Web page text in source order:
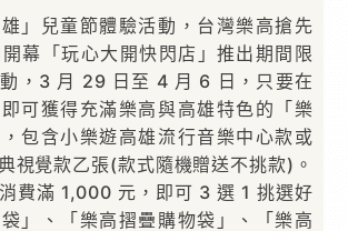
雄」兒童節體驗活動，台灣樂高搶先
幕「玩心大開快閃店」推出期間限
，3 月 29 日至 4 月 6 日，只要在
可獲得充滿樂高與高雄特色的「樂
包含小樂遊高雄流行音樂中心款或
視覺款乙張(款式隨機贈送不挑款)。
費滿 1,000 元，即可 3 選 1 挑選好
」、「樂高摺疊購物袋」、「樂高